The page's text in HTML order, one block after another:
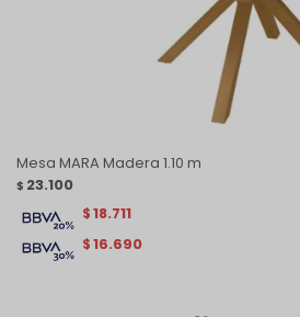
Mesa MARA Madera 1.10 m
$ 23.100
$16.690
$18.711